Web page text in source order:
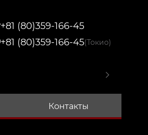
+81 (80)359-166-45
+81 (80)359-166-45(Токио)
Контакты